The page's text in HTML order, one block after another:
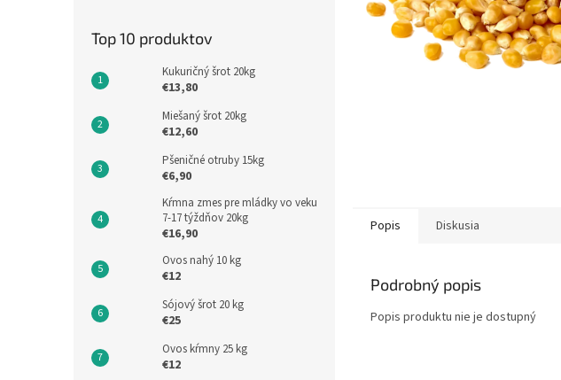
Top 10 produktov
Kukuričný šrot 20kg
€13,80
Miešaný šrot 20kg
€12,60
Pšeničné otruby 15kg
€6,90
Kŕmna zmes pre mládky vo veku
7-17 týždňov 20kg
€16,90
Ovos nahý 10 kg
€12
Sójový šrot 20 kg
€25
Ovos kŕmny 25 kg
€12
Popis Diskusia
Podrobný popis
Popis produktu nie je dostupný